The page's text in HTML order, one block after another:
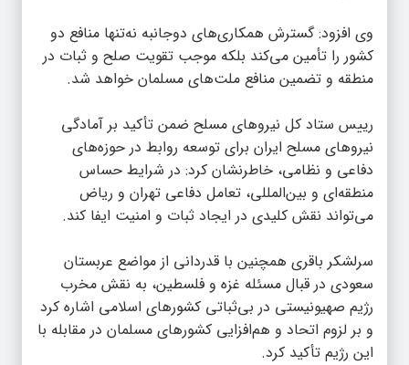
وی افزود: گسترش همکاری‌های دوجانبه نه‌تنها منافع دو
کشور را تأمین می‌کند بلکه موجب تقویت صلح و ثبات در
منطقه و تضمین منافع ملت‌های مسلمان خواهد شد.
رییس ستاد کل نیروهای مسلح ضمن تأکید بر آمادگی
نیروهای مسلح ایران برای توسعه روابط در حوزه‌های
دفاعی و نظامی، خاطرنشان کرد: در شرایط حساس
منطقه‌ای و بین‌المللی، تعامل دفاعی تهران و ریاض
می‌تواند نقش کلیدی در ایجاد ثبات و امنیت ایفا کند.
سرلشکر باقری همچنین با قدردانی از مواضع عربستان
سعودی در قبال مسئله غزه و فلسطین، به نقش مخرب
رژیم صهیونیستی در بی‌ثباتی کشورهای اسلامی اشاره کرد
و بر لزوم اتحاد و هم‌افزایی کشورهای مسلمان در مقابله با
این رژیم تأکید کرد.